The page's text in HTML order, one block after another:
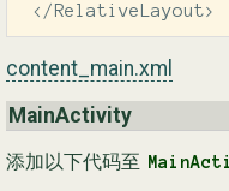
</RelativeLayout>
content_main.xml
MainActivity
添加以下代码至